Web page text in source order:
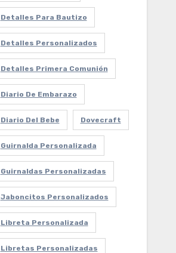
Detalles Para Bautizo
Detalles Personalizados
Detalles Primera Comunión
Diario De Embarazo
Diario Del Bebe Dovecraft
Guirnalda Personalizada
Guirnaldas Personalizadas
Jaboncitos Personalizados
Libreta Personalizada
Libretas Personalizadas